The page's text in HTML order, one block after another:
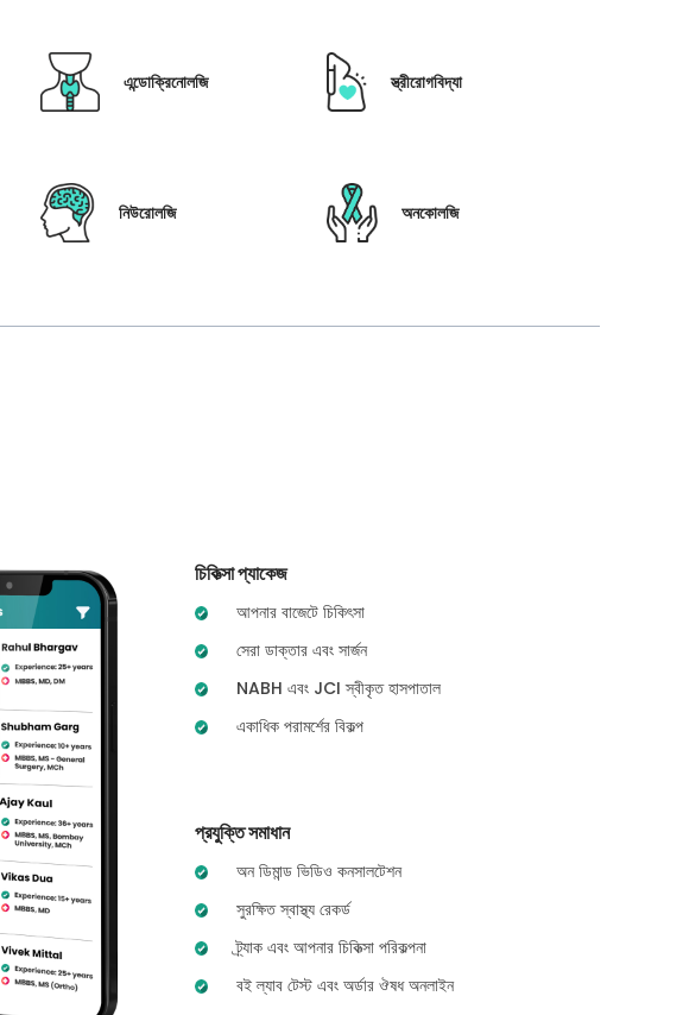
এন্ডোক্রিনোলজি স্ত্রীরোগবিদ্যা
নিউরোলজি অনকোলজি
চিকিত্সা প্যাকেজ
আপনার বাজেটে চিকিৎসা
সেরা ডাক্তার এবং সার্জন
NABH এবং JCI স্বীকৃত হাসপাতাল
একাধিক পরামর্শের বিকল্প
প্রযুক্তি সমাধান
অন ডিমান্ড ভিডিও কনসালটেশন
সুরক্ষিত স্বাস্থ্য রেকর্ড
ট্র্যাক এবং আপনার চিকিত্সা পরিকল্পনা
বই ল্যাব টেস্ট এবং অর্ডার ঔষধ অনলাইন